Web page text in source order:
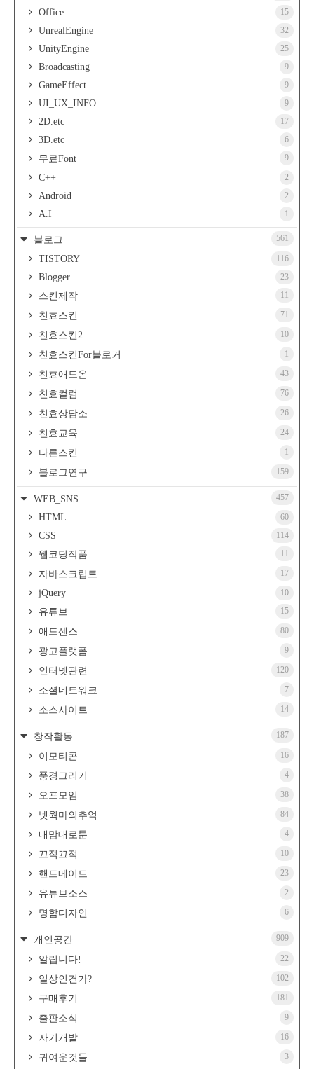
Office 15
UnrealEngine 32
UnityEngine 25
Broadcasting 9
GameEffect 9
UI_UX_INFO 9
2D.etc 17
3D.etc 6
무료Font 9
C++ 2
Android 2
A.I 1
블로그 561
TISTORY 116
Blogger 23
스킨제작 11
친효스킨 71
친효스킨2 10
친효스킨For블로거 1
친효애드온 43
친효컬럼 76
친효상담소 26
친효교육 24
다른스킨 1
블로그연구 159
WEB_SNS 457
HTML 60
CSS 114
웹코딩작품 11
자바스크립트 17
jQuery 10
유튜브 15
애드센스 80
광고플랫폼 9
인터넷관련 120
소셜네트워크 7
소스사이트 14
창작활동 187
이모티콘 16
풍경그리기 4
오프모임 38
넷웍마의추억 84
내맘대로툰 4
끄적끄적 10
핸드메이드 23
유튜브소스 2
명함디자인 6
개인공간 909
알립니다! 22
일상인건가? 102
구매후기 181
출판소식 9
자기개발 16
귀여운것들 3